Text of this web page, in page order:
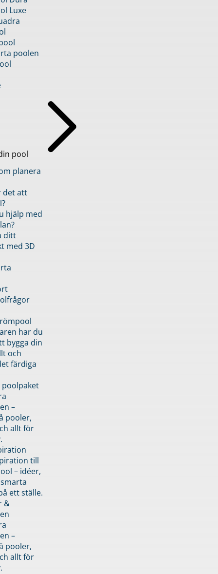
Luxe
poolen
pool
planera
det att
hjälp med
ditt
med 3D
har du
bygga din
och
färdiga
–
pooler,
allt för
till
– idéer,
ett ställe.
&
–
pooler,
allt för